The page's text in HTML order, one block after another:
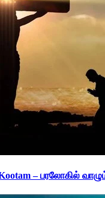
– பரலோகில்